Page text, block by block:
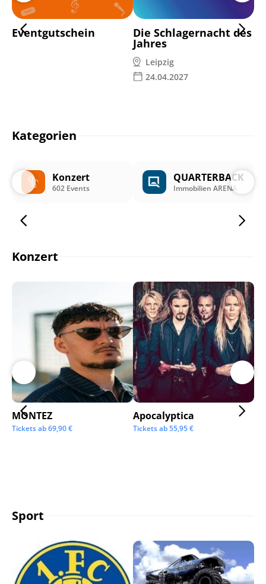
Eventgutschein Die Schlagernacht des
Jahres
Leipzig
24.04.2027
Kategorien
Konzert
602 Events
QUARTERBACK
Immobilien ARENA
Konzert
MONTEZ
Tickets ab69,90€
Apocalyptica
Tickets ab55,95€
Sport